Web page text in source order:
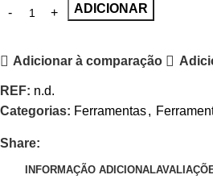
ADICIONAR
Adicionar à comparação
REF: n.d.
Categorias: Ferramentas,
Share:
INFORMAÇÃO ADICIONAL